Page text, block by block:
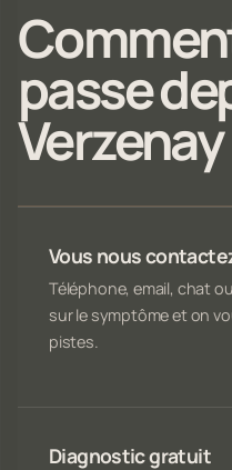
passe
Verzenay
Vous nous
Téléphone, email, chat
sur le symptôme et on
pistes.
Diagnostic gratuit